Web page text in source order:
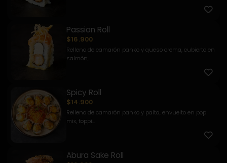
Passion Roll
$16.900
Relleno de camarón panko y queso crema, cubierto en
salmón, ...
Spicy Roll
$14.900
Relleno de camarón panko y palta, envuelto en pop
mix, toppi...
Abura Sake Roll